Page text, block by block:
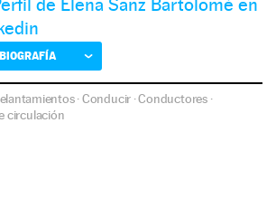
de Elena Sanz Bartolomé en
·Conducir ·Conductores·
circulación